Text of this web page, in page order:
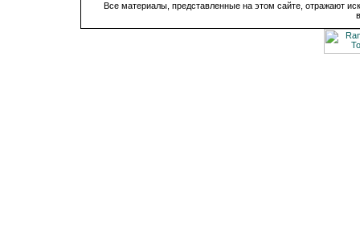
Все материалы, представленные на этом сайте, отражают